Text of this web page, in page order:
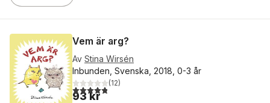
Vem är arg?
Av Stina Wirsén
Inbunden, Svenska, 2018, 0-3 år
4,8utav 5 stjärnor. Totalt antal röster:
(12)
93 kr